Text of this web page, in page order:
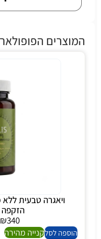
המוצרים
ויאגרה טבעית ללא
הזקפה
₪340
הוספה לסלקנייה מהירה